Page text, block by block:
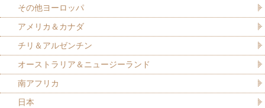
その他ヨーロッパ
アメリカ＆カナダ
チリ＆アルゼンチン
オーストラリア＆ニュージーランド
南アフリカ
日本